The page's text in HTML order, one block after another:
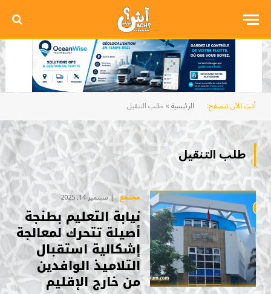
أنت الآن تتصفح: الرئيسية» طلب التنقيل
طلب التنقيل
مجتمع سبتمبر 14, 2025
نيابة التعليم بطنجة
أصيلة تتحرك لمعالجة
إشكالية استقبال
التلاميذ الوافدين
من خارج الإقليم